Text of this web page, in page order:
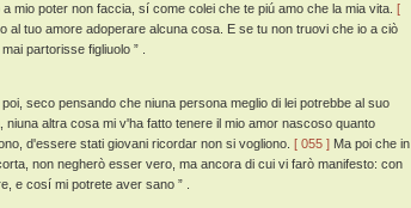
mio poter non faccia, sí come colei che te piú amo che la mia vita. [
al tuo amore adoperare alcuna cosa. E se tu non truovi che io a ciò
partorisse figliuolo ” .
seco pensando che niuna persona meglio di lei potrebbe al suo
altra cosa mi v'ha fatto tenere il mio amor nascoso quanto
d'essere stati giovani ricordar non si vogliono. [ 055 ] Ma poi che in
non negherò esser vero, ma ancora di cui vi farò manifesto: con
e cosí mi potrete aver sano ” .